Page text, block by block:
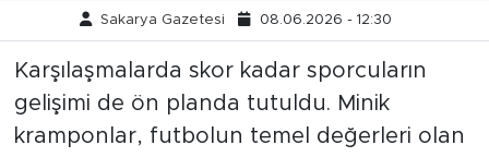
Sakarya Gazetesi 08.06.2026 - 12:30
Karşılaşmalarda skor kadar sporcuların
gelişimi de ön planda tutuldu. Minik
kramponlar, futbolun temel değerleri olan